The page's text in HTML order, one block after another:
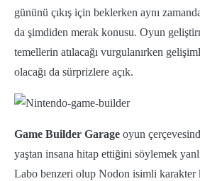
gününü çıkış için beklerken aynı
da şimdiden merak konusu. Oyun
temellerin atılacağı vurgulanırken
olacağı da sürprizlere açık.
Game Builder Garage oyun
yaştan insana hitap ettiğini söylemek
Labo benzeri olup Nodon isimli karakter